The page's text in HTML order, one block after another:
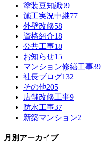
塗装豆知識99
施工実況中継77
外壁改修58
資格紹介18
公共工事18
お知らせ15
マンション修繕工事39
社長ブログ132
その他205
店舗改修工事9
防水工事37
新築マンション2
月別アーカイブ